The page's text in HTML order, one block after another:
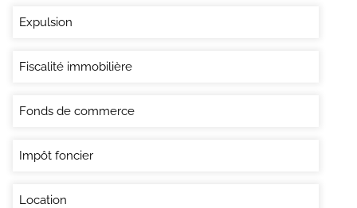
Expulsion
Fiscalité immobilière
Fonds de commerce
Impôt foncier
Location